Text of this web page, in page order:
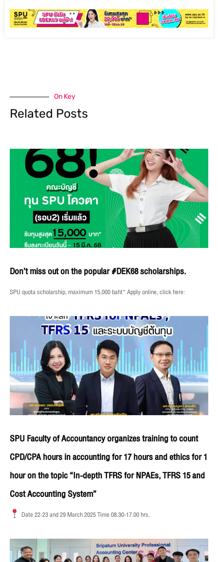
On Key
Related Posts
Don’t miss out on the popular #DEK68 scholarships.
SPU quota scholarship, maximum 15,000 baht* Apply online, click here:
SPU Faculty of Accountancy organizes training to count
CPD/CPA hours in accounting for 17 hours and ethics for 1
hour on the topic “In-depth TFRS for NPAEs, TFRS 15 and
Cost Accounting System”
Date 22-23 and 29 March 2025 Time 08.30-17.00 hrs.